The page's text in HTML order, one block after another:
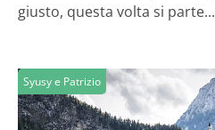
giusto, questa volta si parte...
Syusy e Patrizio